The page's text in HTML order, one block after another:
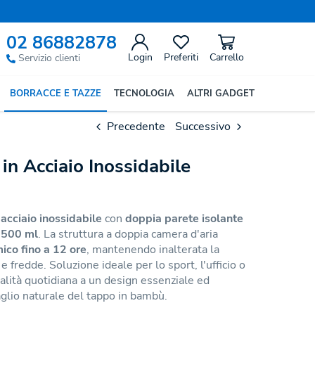
02 86882878
Servizio clienti Login Preferiti Carrello
BORRACCE E TAZZE TECNOLOGIA ALTRI GADGET
Precedente Successivo
Acciaio Inossidabile
acciaio inossidabile con doppia parete isolante
500 ml. La struttura a doppia camera d'aria
fino a 12 ore, mantenendo inalterata la
fredde. Soluzione ideale per lo sport, l'ufficio o
quotidiana a un design essenziale ed
naturale del tappo in bambù.